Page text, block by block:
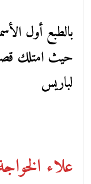
بالطبع أول
حيث امتلك
لباريس
علاء